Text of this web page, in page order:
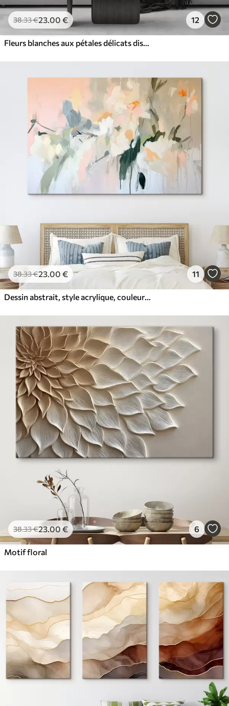
38.33€23.00 € 12
Fleurs blanches aux pétales délicats disposées dans un joli motif floral sur un fond clair
38.33€23 .00 € 11
38.33€23.00 € 6
Motif floral